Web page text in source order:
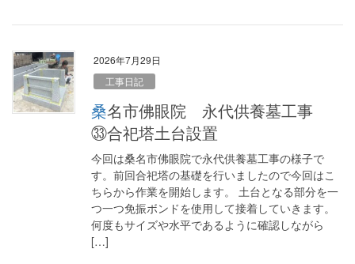
2026年7月29日
工事日記
桑名市佛眼院 永代供養墓工事
㉝合祀塔土台設置
今回は桑名市佛眼院で永代供養墓工事の様子で
す。前回合祀塔の基礎を行いましたので今回はこ
ちらから作業を開始します。 土台となる部分を一
つ一つ免振ボンドを使用して接着していきます。
何度もサイズや水平であるように確認しながら
[…]